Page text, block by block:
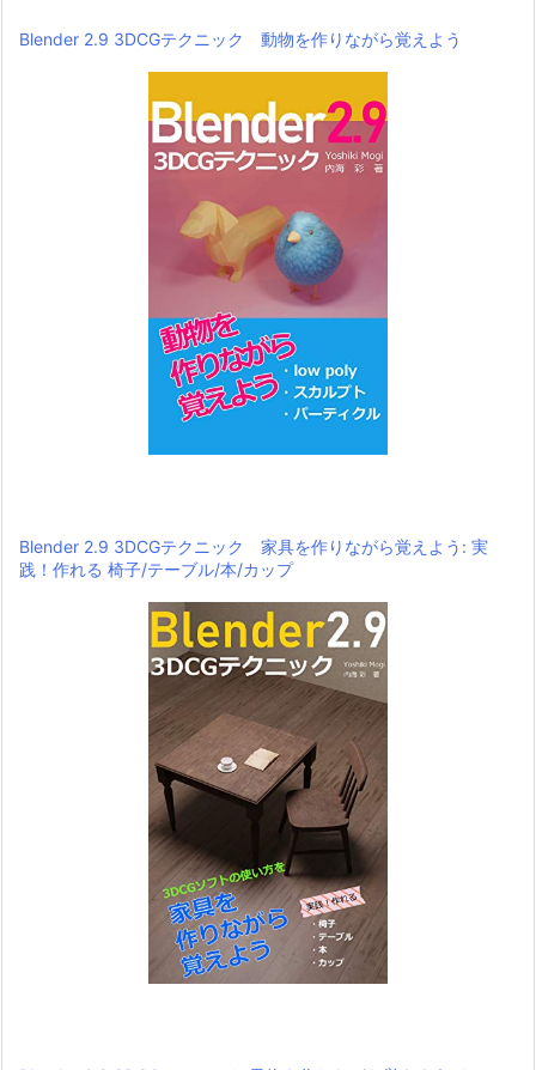
Blender 2.9 3DCGテクニック 動物を作りながら覚えよう
Blender 2.9 3DCGテクニック 家具を作りながら覚えよう: 実
践！作れる 椅子/テーブル/本/カップ